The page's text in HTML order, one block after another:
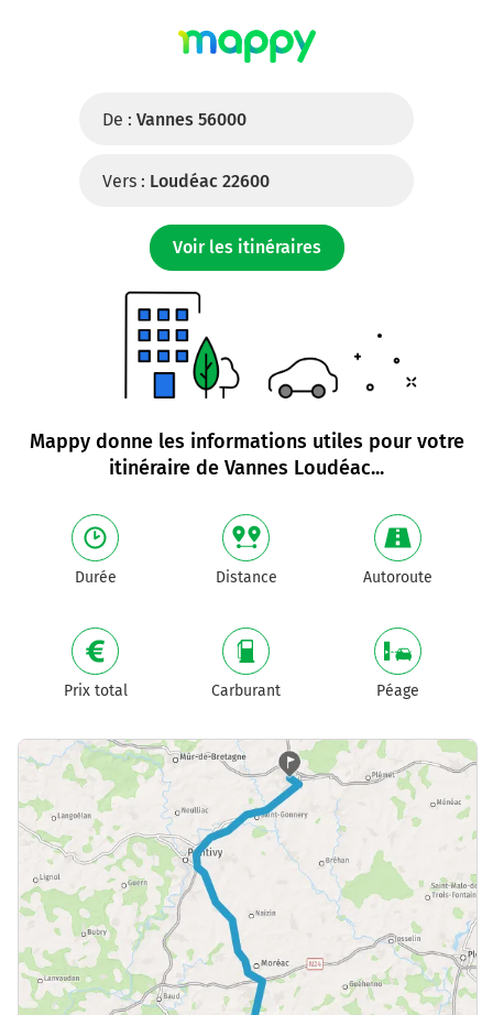
De : Vannes 56000
Vers : Loudéac 22600
Voir les itinéraires
Mappy donne les informations utiles pour votre
itinéraire de Vannes Loudéac...
Durée Distance Autoroute
Prix total Carburant Péage